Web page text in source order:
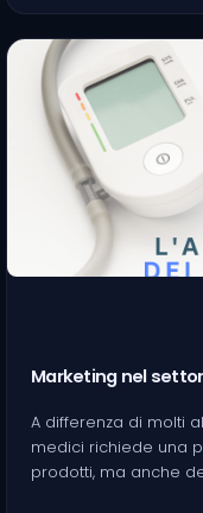
Marketing nel
A differenza di molti
medici richiede una
prodotti, ma anche